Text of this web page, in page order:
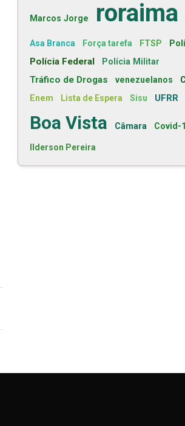
Marcos Jorge roraima
Asa Branca Força tarefa FTSP
Polícia Federal
Polícia Militar
Tráfico de Drogas venezuelanos
Enem
Lista de Espera Sisu UFRR
Boa Vista Câmara Covid-
Ilderson Pereira